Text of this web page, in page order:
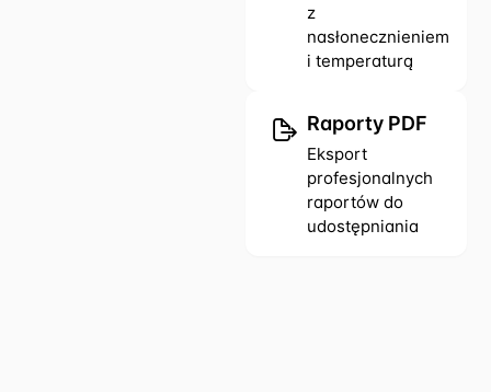
z
nasłonecznieniem
i temperaturą
Raporty PDF
Eksport
profesjonalnych
raportów do
udostępniania